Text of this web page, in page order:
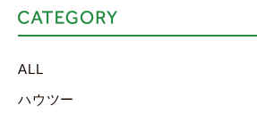
ALL
ハウツー